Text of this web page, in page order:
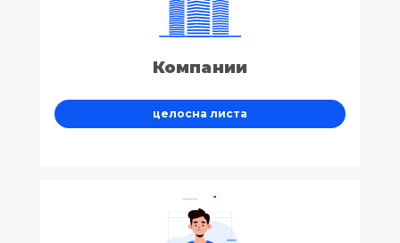
Компании
целосна листа